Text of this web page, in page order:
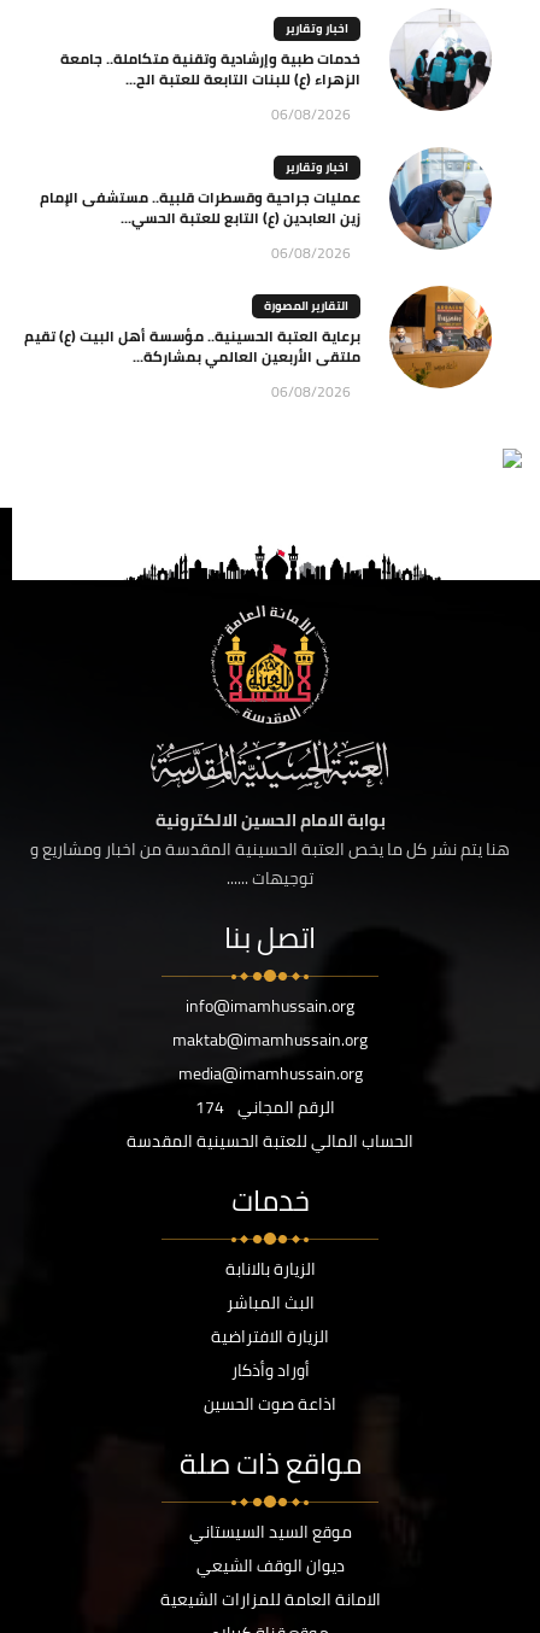
اخبار وتقارير
خدمات طبية وإرشادية وتقنية متكاملة.. جامعة
الزهراء (ع) للبنات التابعة للعتبة الح...
06/08/2026
اخبار وتقارير
عمليات جراحية وقسطرات قلبية.. مستشفى الإمام
زين العابدين (ع) التابع للعتبة الحسي...
06/08/2026
التقارير المصورة
برعاية العتبة الحسينية.. مؤسسة أهل البيت (ع) تقيم
ملتقى الأربعين العالمي بمشاركة...
06/08/2026
بوابة الامام الحسين الالكترونية
هنا يتم نشر كل ما يخص العتبة الحسينية المقدسة من اخبار ومشاريع و
توجيهات ......
اتصل بنا
info@imamhussain.org
maktab@imamhussain.org
media@imamhussain.org
الرقم المجاني 174
الحساب المالي للعتبة الحسينية المقدسة
خدمات
الزيارة بالانابة
البث المباشر
الزيارة الافتراضية
أوراد وأذكار
اذاعة صوت الحسين
مواقع ذات صلة
موقع السيد السيستاني
ديوان الوقف الشيعي
الامانة العامة للمزارات الشيعية